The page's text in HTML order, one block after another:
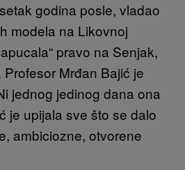
godina posle, vladao
modela na Likovnoj
pravo na Senjak,
Mrđan Bajić je
jednog jedinog dana ona
je upijala sve što se dalo
ambiciozne, otvorene